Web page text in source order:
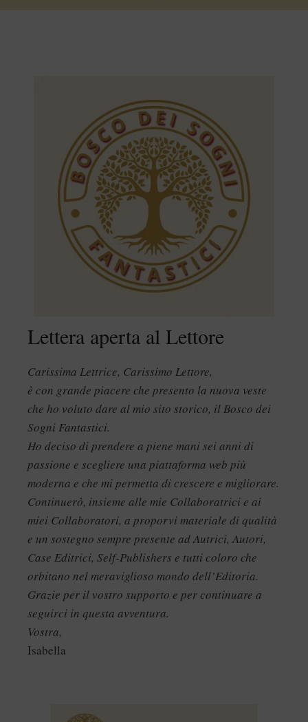
Lettera aperta al Lettore
Carissima Lettrice, Carissimo Lettore,
è con grande piacere che presento la nuova veste
che ho voluto dare al mio sito storico, il Bosco dei
Sogni Fantastici.
Ho deciso di prendere a piene mani sei anni di
passione e scegliere una piattaforma web più
moderna e che mi permetta di crescere e migliorare.
Continuerò, insieme alle mie Collaboratrici e ai
miei Collaboratori, a proporvi materiale di qualità
e un sostegno sempre presente ad Autrici, Autori,
Case Editrici, Self-Publishers e tutti coloro che
orbitano nel meraviglioso mondo dell’Editoria.
Grazie per il vostro supporto e per continuare a
seguirci in questa avventura.
Vostra,
Isabella